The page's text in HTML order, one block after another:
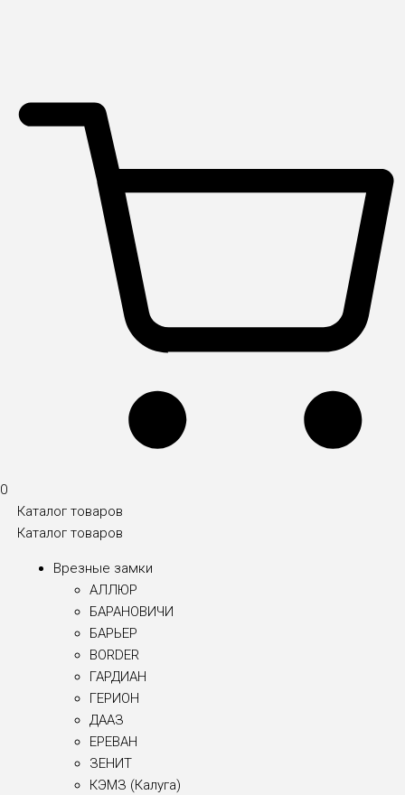
0
Каталог товаров
Каталог товаров
Врезные замки
АЛЛЮР
БАРАНОВИЧИ
БАРЬЕР
BORDER
ГАРДИАН
ГЕРИОН
ДААЗ
ЕРЕВАН
ЗЕНИТ
КЭМЗ (Калуга)